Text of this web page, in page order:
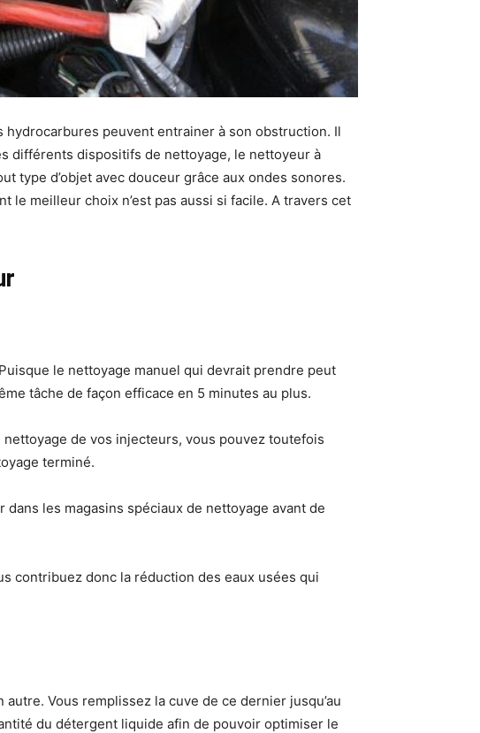
hydrocarbures peuvent entrainer à son obstruction. Il
différents dispositifs de nettoyage, le nettoyeur à
type d’objet avec douceur grâce aux ondes sonores.
le meilleur choix n’est pas aussi si facile. A travers cet
le nettoyage manuel qui devrait prendre peut
tâche de façon efficace en 5 minutes au plus.
de vos injecteurs, vous pouvez toutefois
terminé.
dans les magasins spéciaux de nettoyage avant de
contribuez donc la réduction des eaux usées qui
Vous remplissez la cuve de ce dernier jusqu’au
du détergent liquide afin de pouvoir optimiser le